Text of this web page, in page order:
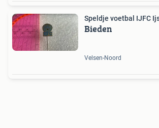
Speldje voetbal IJFC
Bieden
Velsen-Noord